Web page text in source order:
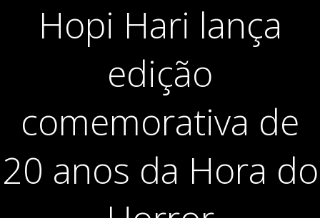
Hopi Hari lança
edição
comemorativa de
20 anos da Hora do